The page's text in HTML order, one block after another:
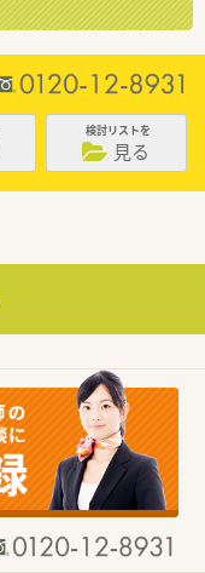
検討リストを
見る